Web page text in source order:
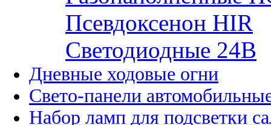
Псевдоксенон HIR
Cветодиодные 24B
Дневные ходовые огни
Свето-панели
Набор ламп для подсветки